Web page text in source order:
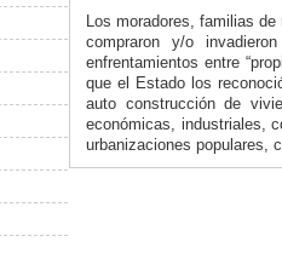
Los moradores, familias
compraron y/o
enfrentamientos entre
que el Estado los
auto construcción de
económicas, industriales,
urbanizaciones populares,